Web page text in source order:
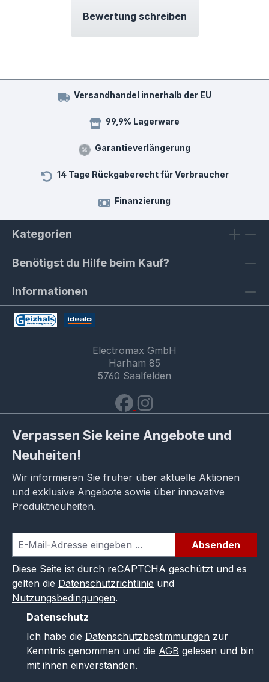
Bewertung schreiben
Versandhandel innerhalb der EU
99,9% Lagerware
Garantieverlängerung
14 Tage Rückgaberecht für Verbraucher
Finanzierung
Kategorien
Benötigst du Hilfe beim Kauf?
Informationen
Electromax GmbH
Harham 85
5760 Saalfelden
Verpassen Sie keine Angebote und
Neuheiten!
Wir informieren Sie früher über aktuelle Aktionen
und exklusive Angebote sowie über innovative
Produktneuheiten.
Absenden
Diese Seite ist durch reCAPTCHA geschützt und es
gelten die Datenschutzrichtlinie und
Nutzungsbedingungen.
Datenschutz
Ich habe die Datenschutzbestimmungen zur
Kenntnis genommen und die AGB gelesen und bin
mit ihnen einverstanden.